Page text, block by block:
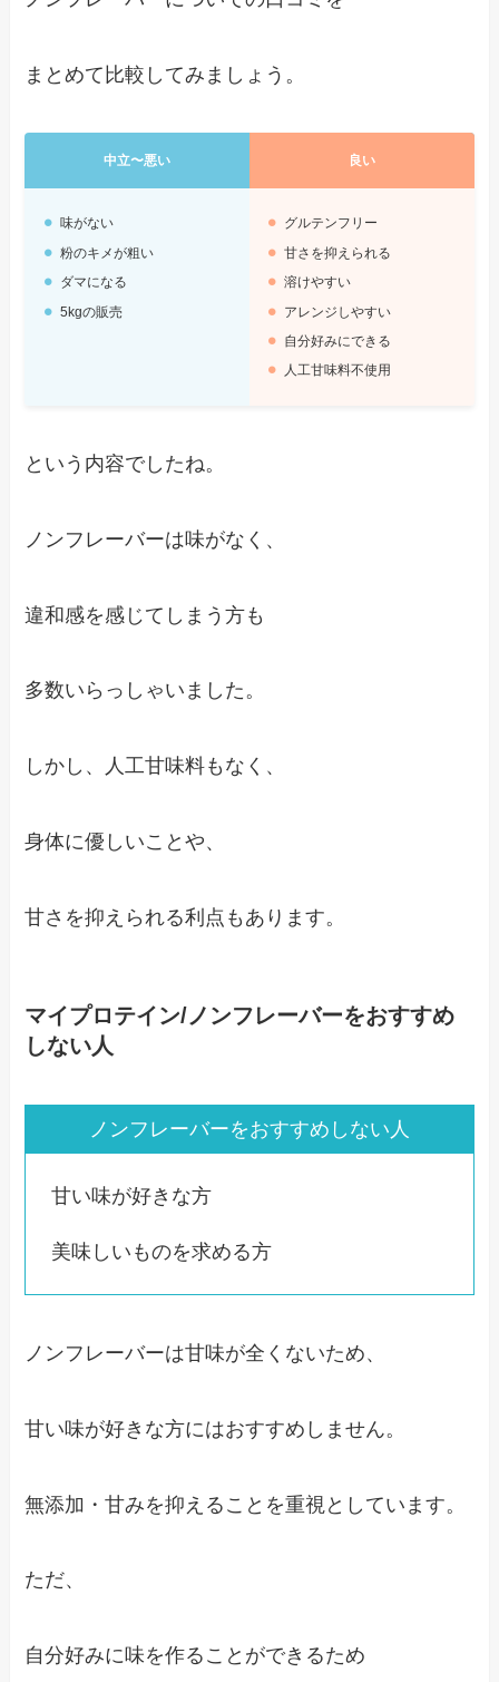
まとめて比較してみましょう。
中立〜悪い 良い
味がない
粉のキメが粗い
ダマになる
5kgの販売
グルテンフリー
甘さを抑えられる
溶けやすい
アレンジしやすい
自分好みにできる
人工甘味料不使用
という内容でしたね。
ノンフレーバーは味がなく、
違和感を感じてしまう方も
多数いらっしゃいました。
しかし、人工甘味料もなく、
身体に優しいことや、
甘さを抑えられる利点もあります。
マイプロテイン/ノンフレーバーをおすすめ
しない人
ノンフレーバーをおすすめしない人
甘い味が好きな方
美味しいものを求める方
ノンフレーバーは甘味が全くないため、
甘い味が好きな方にはおすすめしません。
無添加・甘みを抑えることを重視としています。
ただ、
自分好みに味を作ることができるため